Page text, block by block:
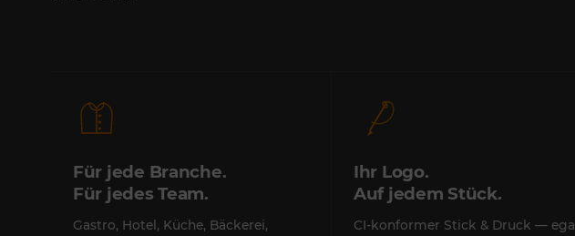
Für jede Branche.
Für jedes Team.
Gastro, Hotel, Küche, Bäckerei,
Ihr Logo.
Auf jedem Stück.
CI-konformer Stick & Druck — egal